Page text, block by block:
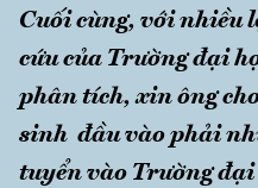
Cuối cùng, với nhiều
cứu của Trường đại
phân tích, xin ông
sinh đầu vào phải
tuyển vào Trường đại